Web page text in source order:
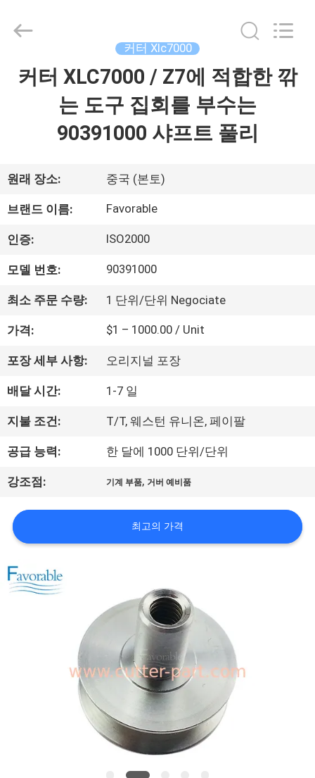
집
우
리
에
여
공
장
여
행
품
관
DONGGUAN
FAVORABLE
Rights
커터 Xlc7000
커터 XLC7000 / Z7에 적합한 깎
는 도구 집회를 부수는
90391000 샤프트 풀리
원래 장소: 중국 (본토)
브랜드 이름: Favorable
인증: ISO2000
모델 번호: 90391000
최소 주문 수량: 1 단위/단위 Negociate
가격: $1 – 1000.00 / Unit
포장 세부 사항: 오리지널 포장
배달 시간: 1-7 일
지불 조건: T/T, 웨스턴 유니온, 페이팔
공급 능력: 한 달에 1000 단위/단위
강조점: 기계 부품, 거버 예비품
최고의 가격